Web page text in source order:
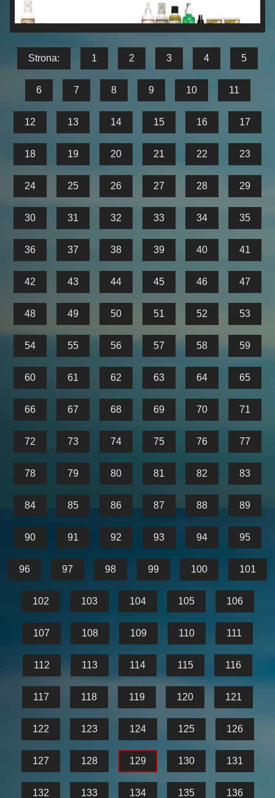
Strona: 1 2 3 4 5
6 7 8 9 10 11
12 13 14 15 16 17
18 19 20 21 22 23
24 25 26 27 28 29
30 31 32 33 34 35
36 37 38 39 40 41
42 43 44 45 46 47
48 49 50 51 52 53
54 55 56 57 58 59
60 61 62 63 64 65
66 67 68 69 70 71
72 73 74 75 76 77
78 79 80 81 82 83
84 85 86 87 88 89
90 91 92 93 94 95
96 97 98 99 100 101
102 103 104 105 106
107 108 109 110 111
112 113 114 115 116
117 118 119 120 121
122 123 124 125 126
127 128 129 130 131
132 133 134 135 136